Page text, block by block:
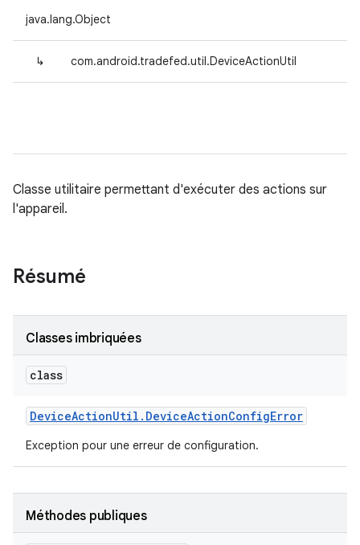
java.lang.Object
↳ com.android.tradefed.util.DeviceActionUtil
Classe utilitaire permettant d'exécuter des actions sur
l'appareil.
Résumé
Classes imbriquées
class
DeviceActionUtil . DeviceActionConfigError
Exception pour une erreur de configuration.
Méthodes publiques